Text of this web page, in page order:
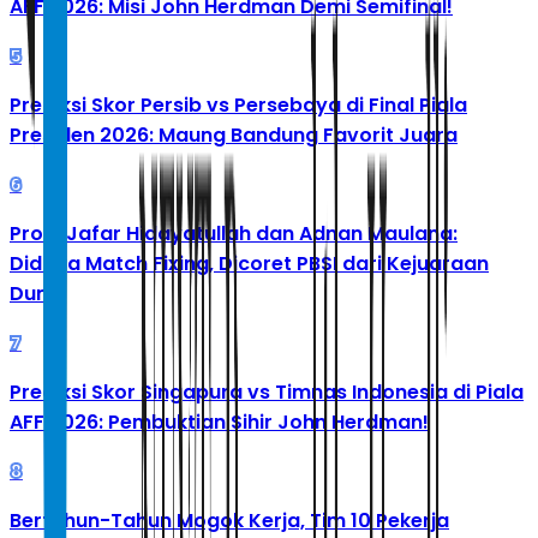
AFF 2026: Misi John Herdman Demi Semifinal!
5
Prediksi Skor Persib vs Persebaya di Final Piala
Presiden 2026: Maung Bandung Favorit Juara
6
Profil Jafar Hidayatullah dan Adnan Maulana:
Diduga Match Fixing, Dicoret PBSI dari Kejuaraan
Dunia
7
Prediksi Skor Singapura vs Timnas Indonesia di Piala
AFF 2026: Pembuktian Sihir John Herdman!
8
Bertahun-Tahun Mogok Kerja, Tim 10 Pekerja